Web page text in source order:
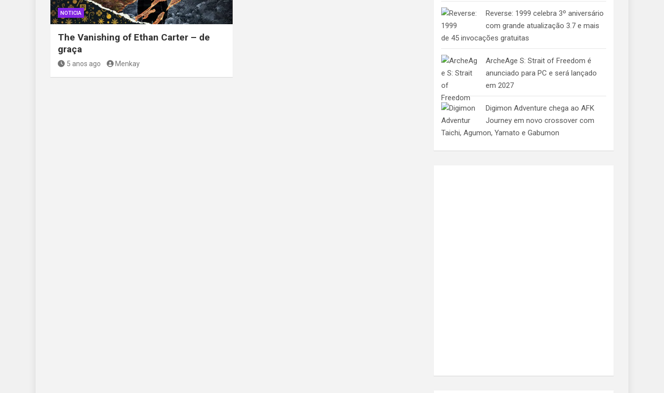
NOTICIA
The Vanishing of Ethan Carter – de
graça
5 anos ago Menkay
Reverse: 1999 celebra 3º aniversário
com grande atualização 3.7 e mais
de 45 invocações gratuitas
ArcheAge S: Strait of Freedom é
anunciado para PC e será lançado
em 2027
Digimon Adventure chega ao AFK
Journey em novo crossover com
Taichi, Agumon, Yamato e Gabumon